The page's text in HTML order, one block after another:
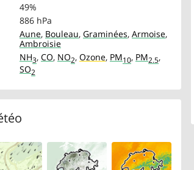
49%
886 hPa
Aune, Bouleau, Graminées, Armoise,
Ambroisie
NH3, CO, NO2, Ozone, PM10, PM2.5,
SO2